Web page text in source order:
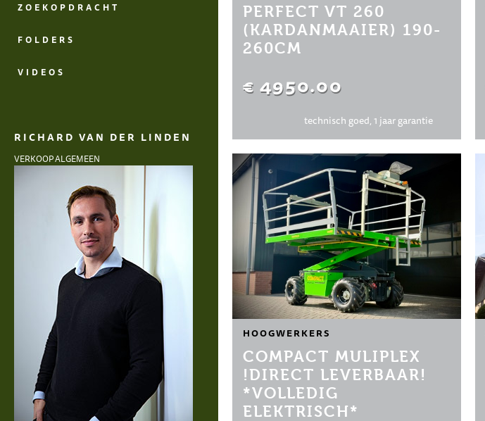
ZOEKOPDRACHT
FOLDERS
VIDEOS
RICHARD VAN DER LINDEN
VERKOOP ALGEMEEN
PERFECT VT 260
(KARDANMAAIER) 190-
260CM
€ 4950.00
technisch goed, 1 jaar garantie
HOOGWERKERS
COMPACT MULIPLEX
!DIRECT LEVERBAAR!
*VOLLEDIG
ELEKTRISCH*